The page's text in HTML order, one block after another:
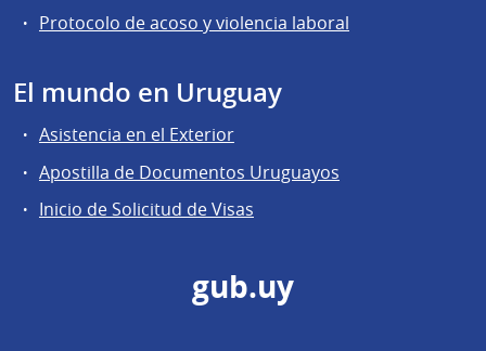
Protocolo de acoso y violencia laboral
El mundo en Uruguay
Asistencia en el Exterior
Apostilla de Documentos Uruguayos
Inicio de Solicitud de Visas
gub.uy